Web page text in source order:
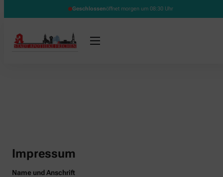
Geschlossenöffnet morgen um 08:30 Uhr
Impressum
Name und Anschrift